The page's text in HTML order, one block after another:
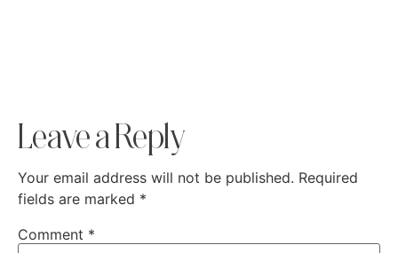
Leave a Reply
Your email address will not be published. Required
fields are marked *
Comment *